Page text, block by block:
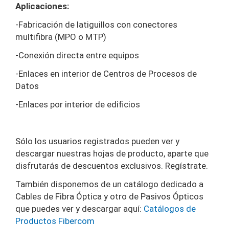
Aplicaciones:
-Fabricación de latiguillos con conectores
multifibra (MPO o MTP)
-Conexión directa entre equipos
-Enlaces en interior de Centros de Procesos de
Datos
-Enlaces por interior de edificios
Sólo los usuarios registrados pueden ver y
descargar nuestras hojas de producto, aparte que
disfrutarás de descuentos exclusivos. Regístrate.
También disponemos de un catálogo dedicado a
Cables de Fibra Óptica y otro de Pasivos Ópticos
que puedes ver y descargar aquí: Catálogos de
Productos Fibercom